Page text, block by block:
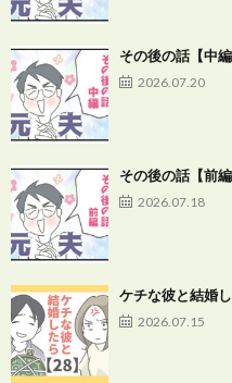
その後の話【中編
2026.07.20
その後の話【前編
2026.07.18
ケチな彼と結婚し
2026.07.15